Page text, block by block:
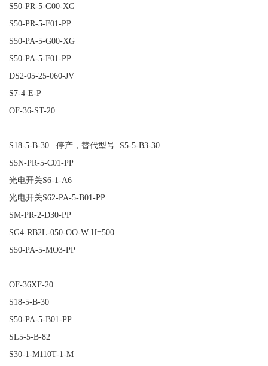
S50-PR-5-G00-XG
S50-PR-5-F01-PP
S50-PA-5-G00-XG
S50-PA-5-F01-PP
DS2-05-25-060-JV
S7-4-E-P
OF-36-ST-20
S18-5-B-30 停产，替代型号 S5-5-B3-30
S5N-PR-5-C01-PP
光电开关S6-1-A6
光电开关S62-PA-5-B01-PP
SM-PR-2-D30-PP
SG4-RB2L-050-OO-W H=500
S50-PA-5-MO3-PP
OF-36XF-20
S18-5-B-30
S50-PA-5-B01-PP
SL5-5-B-82
S30-1-M110T-1-M